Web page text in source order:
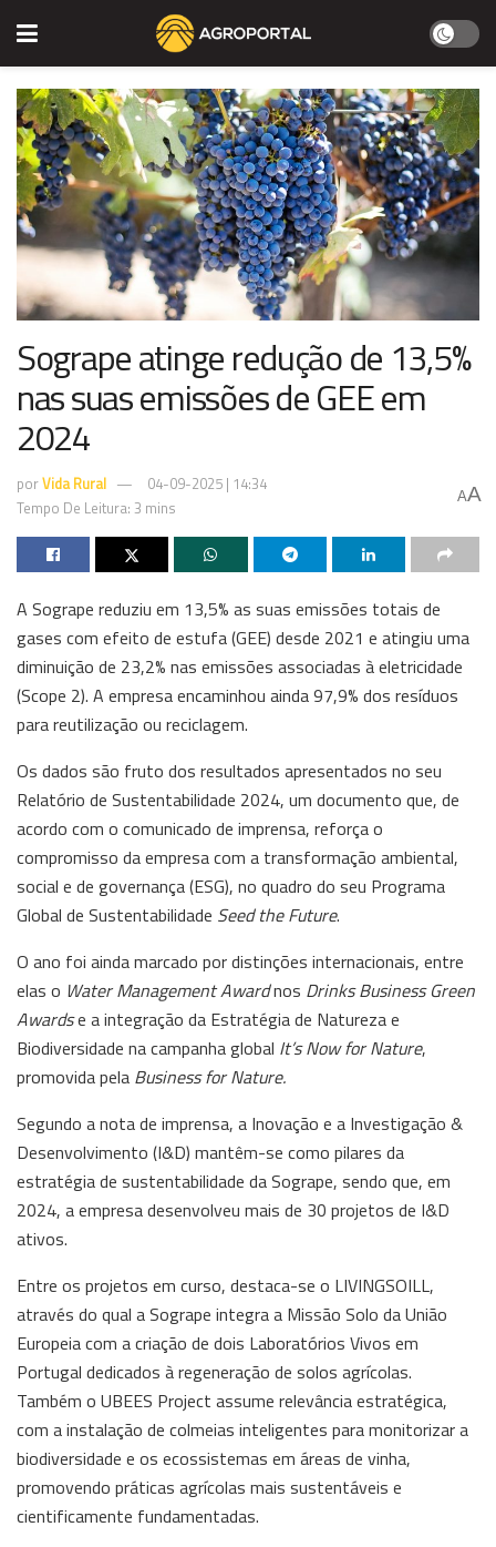
Sogrape atinge redução de 13,5%
nas suas emissões de GEE em
2024
porVida Rural
04-09-2025 | 14:34
Tempo De Leitura: 3 mins
AA
A Sogrape reduziu em 13,5% as suas emissões totais de
gases com efeito de estufa (GEE) desde 2021 e atingiu uma
diminuição de 23,2% nas emissões associadas à eletricidade
(Scope 2). A empresa encaminhou ainda 97,9% dos resíduos
para reutilização ou reciclagem.
Os dados são fruto dos resultados apresentados no seu
Relatório de Sustentabilidade 2024, um documento que, de
acordo com o comunicado de imprensa, reforça o
compromisso da empresa com a transformação ambiental,
social e de governança (ESG), no quadro do seu Programa
Global de Sustentabilidade Seed the Future.
O ano foi ainda marcado por distinções internacionais, entre
elas o Water Management Awardnos Drinks Business Green
Awardse a integração da Estratégia de Natureza e
Biodiversidade na campanha global It’s Now for Nature,
promovida pela Business for Nature.
Segundo a nota de imprensa, a Inovação e a Investigação &
Desenvolvimento (I&D) mantêm-se como pilares da
estratégia de sustentabilidade da Sogrape, sendo que, em
2024, a empresa desenvolveu mais de 30 projetos de I&D
ativos.
Entre os projetos em curso, destaca-se o LIVINGSOILL,
através do qual a Sogrape integra a Missão Solo da União
Europeia com a criação de dois Laboratórios Vivos em
Portugal dedicados à regeneração de solos agrícolas.
Também o UBEES Project assume relevância estratégica,
com a instalação de colmeias inteligentes para monitorizar a
biodiversidade e os ecossistemas em áreas de vinha,
promovendo práticas agrícolas mais sustentáveis e
cientificamente fundamentadas.